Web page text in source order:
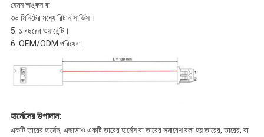
যেমন অঙ্কন বা
৩০ মিনিটের মধ্যে রিটার্ন সার্ভিস।
5. ১ বছরের ওয়ারেন্টি।
6. OEM/ODM পরিষেবা.
হার্নেসের উপাদান:
একটি তারের হার্নেস, এছাড়াও একটি তারের হার্নেস বা তারের সমাবেশ বলা হয় তারের, তারের, বা